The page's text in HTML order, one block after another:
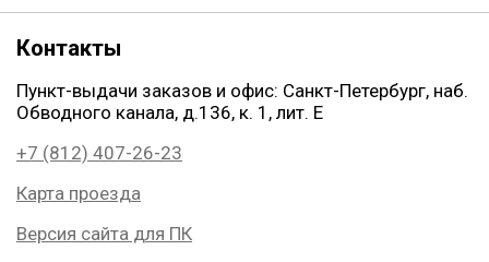
Контакты
Пункт-выдачи заказов и офис: Санкт-Петербург, наб.
Обводного канала, д.136, к. 1, лит. Е
+7 (812) 407-26-23
Карта проезда
Версия сайта для ПК